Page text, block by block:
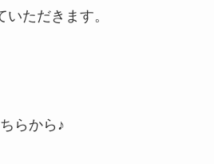
ただきます。
らから♪